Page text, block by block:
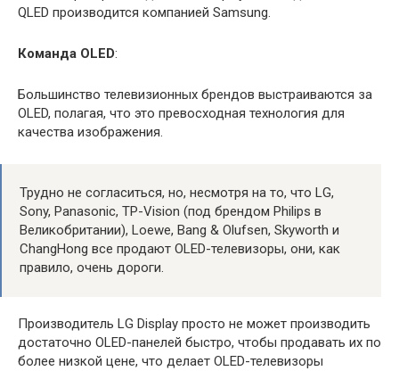
QLED производится компанией Samsung.
Команда OLED:
Большинство телевизионных брендов выстраиваются за
OLED, полагая, что это превосходная технология для
качества изображения.
Трудно не согласиться, но, несмотря на то, что LG,
Sony, Panasonic, TP-Vision (под брендом Philips в
Великобритании), Loewe, Bang & Olufsen, Skyworth и
ChangHong все продают OLED-телевизоры, они, как
правило, очень дороги.
Производитель LG Display просто не может производить
достаточно OLED-панелей быстро, чтобы продавать их по
более низкой цене, что делает OLED-телевизоры